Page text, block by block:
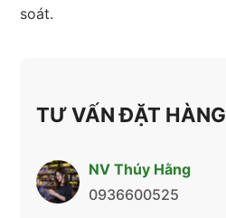
soát.
TƯ VẤN ĐẶT HÀNG
NV Thúy Hằng
0936600525